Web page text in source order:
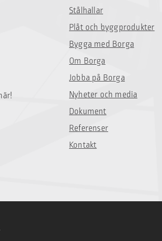
Stålhallar
Plåt och byggprodukter
Bygga med Borga
Om Borga
Jobba på Borga
Nyheter och media
Dokument
Referenser
Kontakt